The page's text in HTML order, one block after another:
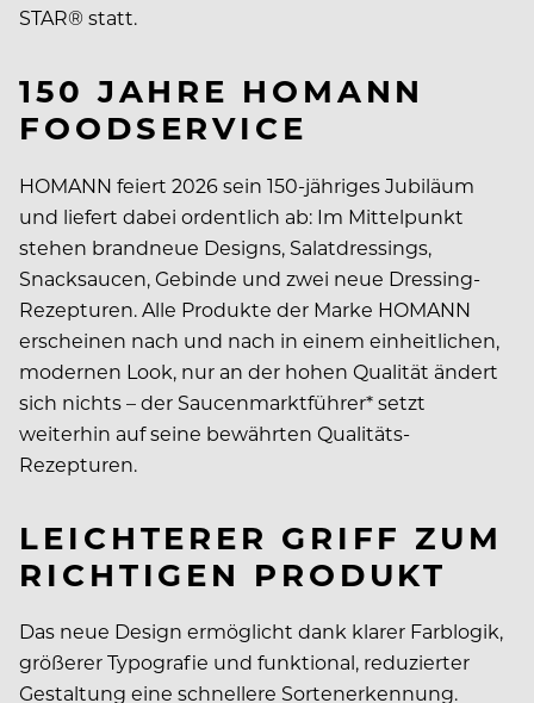
STAR® statt.
150 JAHRE HOMANN
FOODSERVICE
HOMANN feiert 2026 sein 150-jähriges Jubiläum
und liefert dabei ordentlich ab: Im Mittelpunkt
stehen brandneue Designs, Salatdressings,
Snacksaucen, Gebinde und zwei neue Dressing-
Rezepturen. Alle Produkte der Marke HOMANN
erscheinen nach und nach in einem einheitlichen,
modernen Look, nur an der hohen Qualität ändert
sich nichts – der Saucenmarktführer* setzt
weiterhin auf seine bewährten Qualitäts-
Rezepturen.
LEICHTERER GRIFF ZUM
RICHTIGEN PRODUKT
Das neue Design ermöglicht dank klarer Farblogik,
größerer Typografie und funktional, reduzierter
Gestaltung eine schnellere Sortenerkennung.